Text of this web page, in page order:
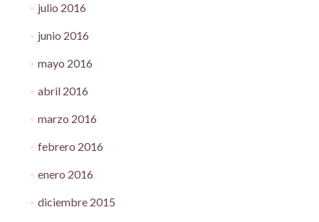
julio 2016
junio 2016
mayo 2016
abril 2016
marzo 2016
febrero 2016
enero 2016
diciembre 2015